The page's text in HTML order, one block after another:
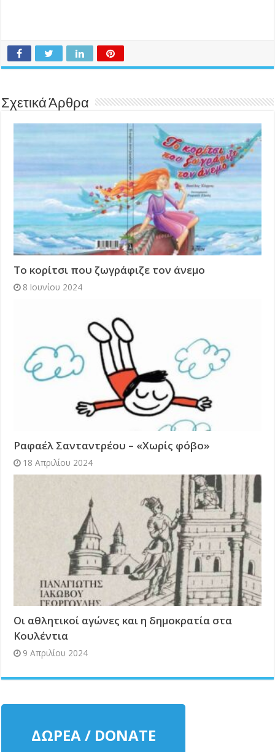
Σχετικά Άρθρα
Το κορίτσι που ζωγράφιζε τον άνεμο
8 Ιουνίου 2024
Ραφαέλ Σανταντρέου – «Χωρίς φόβο»
18 Απριλίου 2024
Οι αθλητικοί αγώνες και η δημοκρατία στα
Κουλέντια
9 Απριλίου 2024
ΔΩΡΕΑ / DONATE